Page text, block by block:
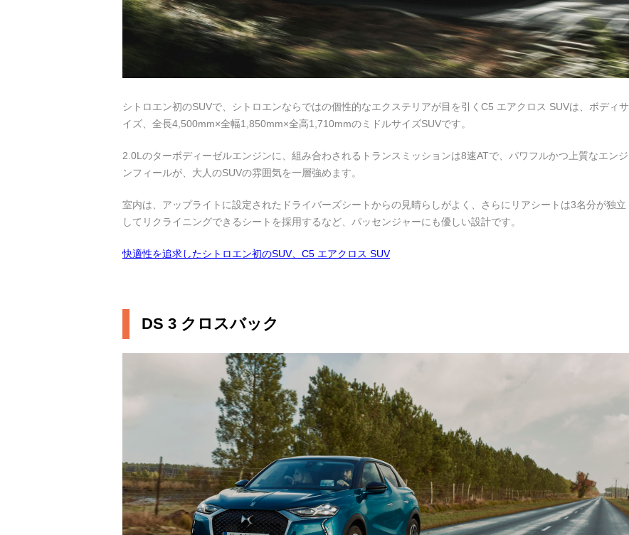
シトロエン初のSUVで、シトロエンならではの個性的なエクステリアが目を引くC5 エアクロス SUVは、ボディサ
イズ、全長4,500mm×全幅1,850mm×全高1,710mmのミドルサイズSUVです。
2.0Lのターボディーゼルエンジンに、組み合わされるトランスミッションは8速ATで、パワフルかつ上質なエンジ
ンフィールが、大人のSUVの雰囲気を一層強めます。
室内は、アップライトに設定されたドライバーズシートからの見晴らしがよく、さらにリアシートは3名分が独立
してリクライニングできるシートを採用するなど、パッセンジャーにも優しい設計です。
快適性を追求したシトロエン初のSUV、C5 エアクロス SUV
DS 3 クロスバック